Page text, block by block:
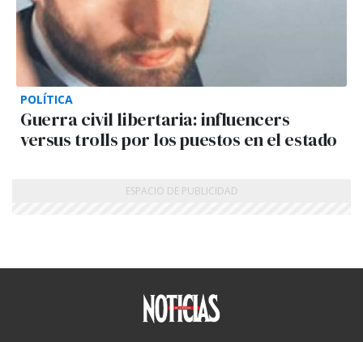
POLÍTICA
Guerra civil libertaria: influencers
versus trolls por los puestos en el estado